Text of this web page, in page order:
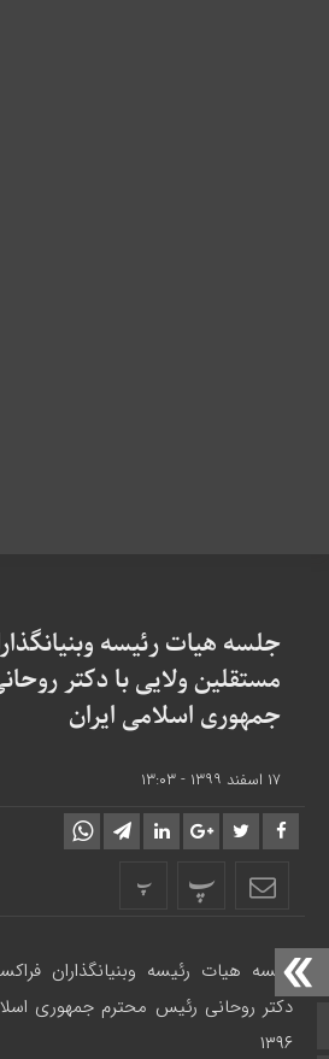
صفحه نخست
جلسه هیات رئیسه
مستقلین ولایى با دکتر
جمهورى اسلامى ایران
۱۷ اسفند ۱۳۹۹ - ۱۳:۰۳
پ پ
جلسه هیات رئیسه وبنیانگذاران
۱۳۹۶